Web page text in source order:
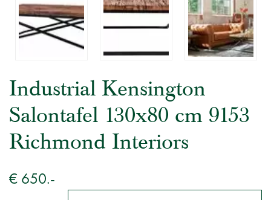
Industrial Kensington
Salontafel 130x80 cm 9153
Richmond Interiors
€ 650.-